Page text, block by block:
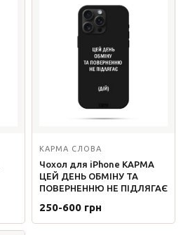
КАРМА СЛОВА
Чохол для iPhone КАРМА
ЦЕЙ ДЕНЬ ОБМІНУ ТА
ПОВЕРНЕННЮ НЕ ПІДЛЯГАЄ
250-600 грн